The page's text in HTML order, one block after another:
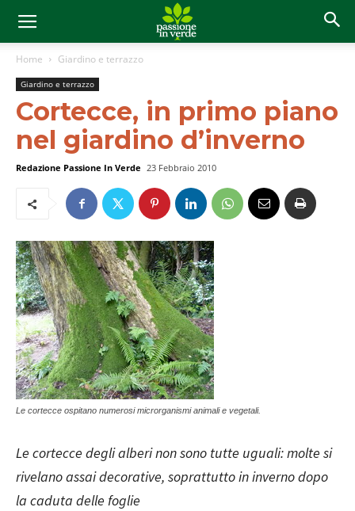
Home Giardino e terrazzo
Giardino e terrazzo
Cortecce, in primo piano
nel giardino d’inverno
Redazione Passione In Verde 23 Febbraio 2010
Le cortecce ospitano numerosi microrganismi animali e vegetali.
Le cortecce degli alberi non sono tutte uguali: molte si
rivelano assai decorative, soprattutto in inverno dopo
la caduta delle foglie